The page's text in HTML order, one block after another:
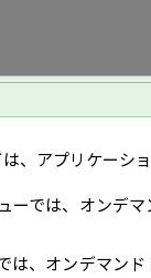
、アプリケーシ
ーでは、オンデ
は、オンデマン